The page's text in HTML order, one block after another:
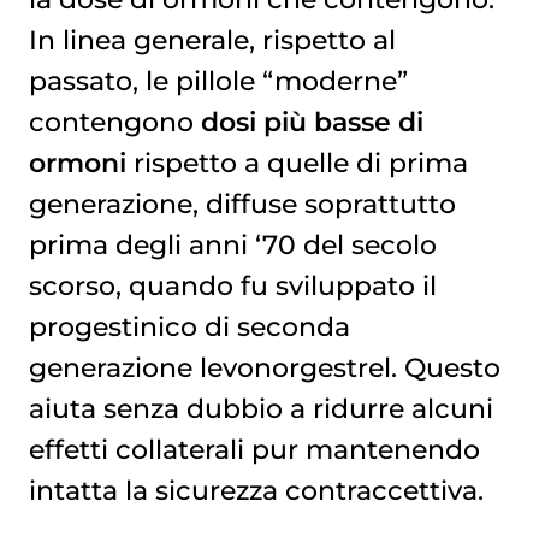
In linea generale, rispetto al
passato, le pillole “moderne”
contengono dosi più basse di
ormoni rispetto a quelle di prima
generazione, diffuse soprattutto
prima degli anni ‘70 del secolo
scorso, quando fu sviluppato il
progestinico di seconda
generazione levonorgestrel. Questo
aiuta senza dubbio a ridurre alcuni
effetti collaterali pur mantenendo
intatta la sicurezza contraccettiva.